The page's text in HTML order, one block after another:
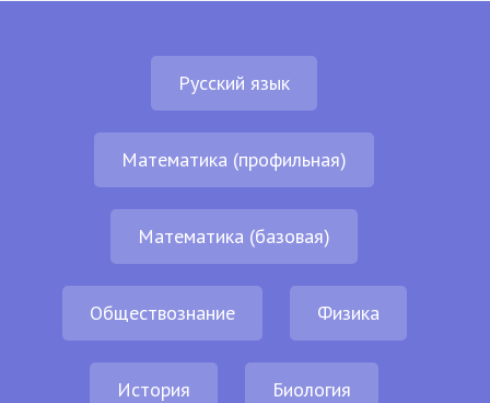
Русский язык
Математика (профильная)
Математика (базовая)
Обществознание Физика
История Биология